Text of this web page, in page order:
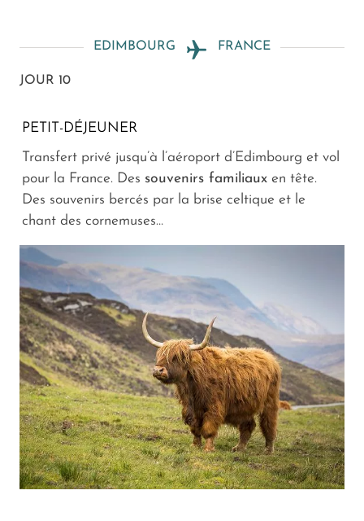
EDIMBOURG FRANCE
JOUR 10
PETIT-DÉJEUNER
Transfert privé jusqu’à l’aéroport d’Edimbourg et vol
pour la France. Des souvenirs familiaux en tête.
Des souvenirs bercés par la brise celtique et le
chant des cornemuses…